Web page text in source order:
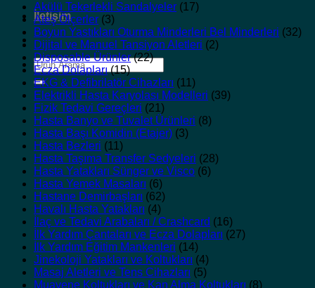
İletişim
Ara:
Akülü Tekerlekli Sandalyeler (17)
Ateş Ölçerler (3)
Boyun Yastıkları Oturma Minderleri Bel Minderleri (32)
Dijital ve Manuel Tansiyon Aletleri (2)
Disposable Ürünler (22)
Ecza Dolapları (15)
EKG & Defibrilatör Cihazları (11)
Elektrikli Hasta Karyolası Modelleri (39)
Fizik Tedavi Gereçleri (21)
Hasta Banyo ve Tuvalet Ürünleri (8)
Hasta Başı Komidin (Etajer) (3)
Hasta Bezleri (11)
Hasta Taşıma Transfer Sedyeleri (28)
Hasta Yatakları Sünger ve Visco (6)
Hasta Yemek Masaları (6)
Hastane Demirbaşları (62)
Havalı Hasta Yatakları (4)
İlaç ve Tedavi Arabaları / Crashcard (16)
İlk Yardım Çantaları ve Ecza Dolapları (27)
İlk Yardım Eğitim Mankenleri (14)
Jinekoloji Yatakları ve Koltukları (4)
Masaj Aletleri ve Tens Cihazları (5)
Muayene Koltukları ve Kan Alma Koltukları (8)